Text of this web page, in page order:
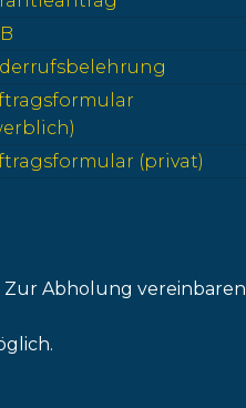
(privat)
Zur Abholung vereinbaren